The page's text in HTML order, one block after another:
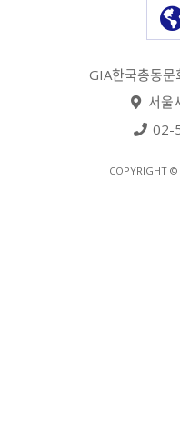
GIA한국총동
서울
02-
COPYRIGHT ©